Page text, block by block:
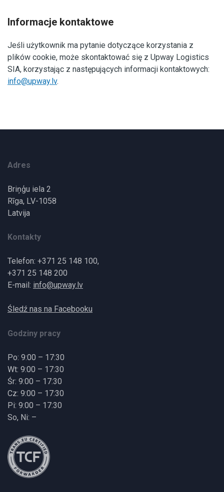
Informacje kontaktowe
Jeśli użytkownik ma pytanie dotyczące korzystania z
plików cookie, może skontaktować się z Upway Logistics
SIA, korzystając z następujących informacji kontaktowych:
info@upway.lv.
Adres
Briņģu iela 2
Rīga, LV-1058
Latvija
Kontakty
Telefon: +371 25 148 100,
+371 25 148 200
E-mail: info@upway.lv
Śledź nas na Facebooku
Godziny pracy
Po: 9:00 – 17:30
Wt: 9:00 – 17:30
Śr: 9:00 – 17:30
Cz: 9:00 – 17:30
Pi: 9:00 – 17:30
So, Ni: –